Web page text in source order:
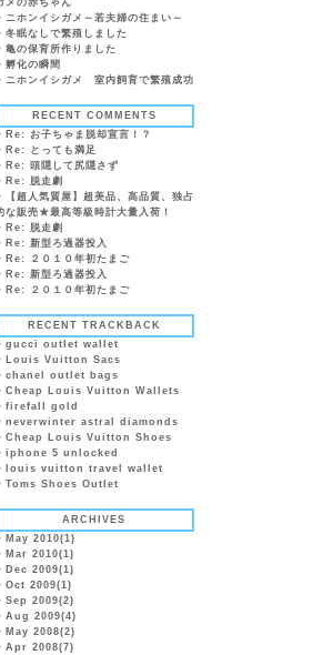
メの赤ちゃん
・ ニホンイシガメ～若夫婦の住まい～
・ 冬眠なしで繁殖しました
・ 亀の保育所作りました
・ 孵化の瞬間
・ ニホンイシガメ 室内飼育で繁殖成功
RECENT COMMENTS
・ Re: お子ちゃま脱却宣言！？
・ Re: とっても満足
・ Re: 頭隠して尻隠さず
・ Re: 脱走劇
・
【超人気質屋】超美品、高品質、独占
な販売★最高等級時計大量入荷！
・ Re: 脱走劇
・ Re: 新型ろ過器投入
・ Re: ２０１０年初たまご
・ Re: 新型ろ過器投入
・ Re: ２０１０年初たまご
RECENT TRACKBACK
・ gucci outlet wallet
・ Louis Vuitton Sacs
・ chanel outlet bags
・ Cheap Louis Vuitton Wallets
・ firefall gold
・ neverwinter astral diamonds
・ Cheap Louis Vuitton Shoes
・ iphone 5 unlocked
・
louis vuitton travel wallet
・ Toms Shoes Outlet
ARCHIVES
・ May 2010(1)
・ Mar 2010(1)
・ Dec 2009(1)
・ Oct 2009(1)
・ Sep 2009(2)
・ Aug 2009(4)
・ May 2008(2)
・ Apr 2008(7)